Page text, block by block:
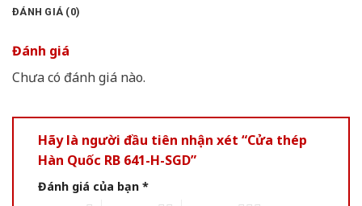
ĐÁNH GIÁ (0)
Đánh giá
Chưa có đánh giá nào.
Hãy là người đầu tiên nhận xét “Cửa thép
Hàn Quốc RB 641-H-SGD”
Đánh giá của bạn *